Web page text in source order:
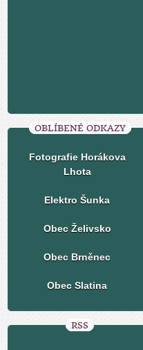
OBLÍBENÉ ODKAZY
Fotografie Horákova
Lhota
Elektro Šunka
Obec Želivsko
Obec Brněnec
Obec Slatina
RSS